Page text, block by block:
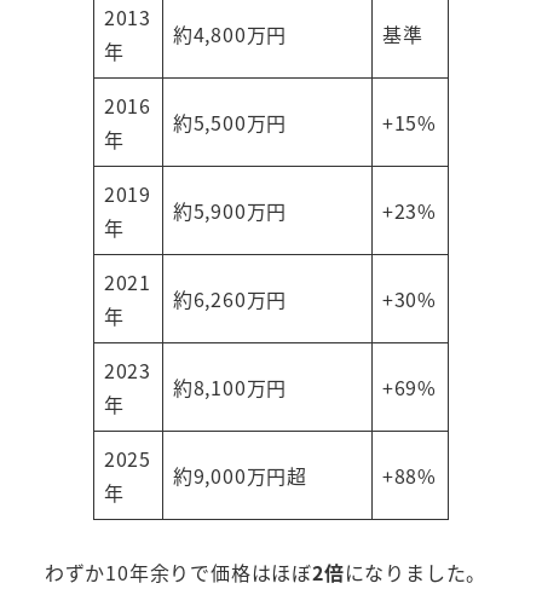
2013
年
約4,800万円 基準
2016
年
約5,500万円 +15%
2019
年
約5,900万円 +23%
2021
年
約6,260万円 +30%
2023
年
約8,100万円 +69%
2025
年
約9,000万円超 +88%
わずか10年余りで価格はほぼ2倍になりました。